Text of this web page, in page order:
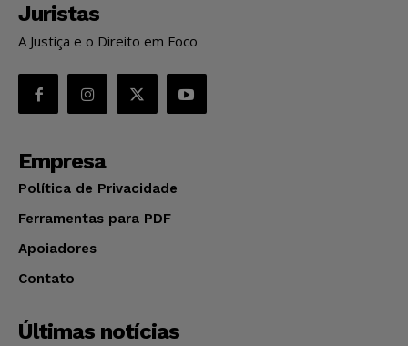
Juristas
A Justiça e o Direito em Foco
Empresa
Política de Privacidade
Ferramentas para PDF
Apoiadores
Contato
Últimas notícias